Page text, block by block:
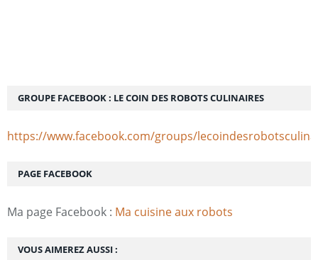
VOUS AIMEREZ AUSSI :
PAGE FACEBOOK
Ma page Facebook : Ma cuisine aux robots
GROUPE FACEBOOK : LE COIN DES ROBOTS CULINAIRES
https://www.facebook.com/groups/